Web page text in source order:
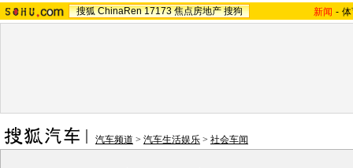
搜狐 ChinaRen 17173 焦点房地产 搜狗 新闻 -
汽车频道 > 汽车生活娱乐 > 社会车闻